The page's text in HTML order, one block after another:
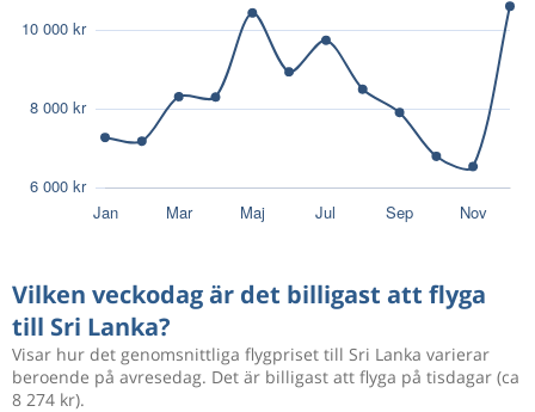
Vilken veckodag är det billigast att flyga
till Sri Lanka?
Visar hur det genomsnittliga flygpriset till Sri Lanka varierar
beroende på avresedag. Det är billigast att flyga på tisdagar (ca
8 274 kr).